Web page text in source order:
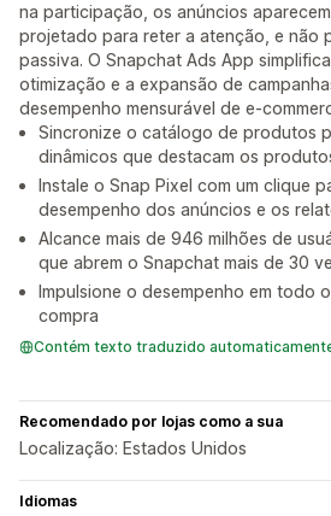
na participação, os anúncios
projetado para reter a atenção, e não
passiva. O Snapchat Ads App
otimização e a expansão de
desempenho mensurável de e-
Sincronize o catálogo de produtos
dinâmicos que destacam os
Instale o Snap Pixel com um clique
desempenho dos anúncios e os
Alcance mais de 946 milhões de
que abrem o Snapchat mais de 30
Impulsione o desempenho em todo
compra
Contém texto traduzido
Recomendado por lojas como a sua
Localização: Estados Unidos
Idiomas